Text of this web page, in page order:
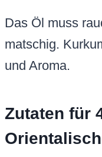
Das Öl muss
matschig.
und Aroma.
Zutaten für